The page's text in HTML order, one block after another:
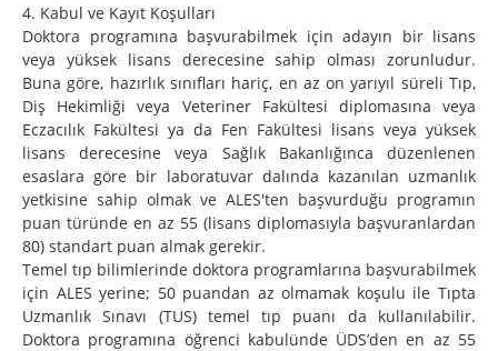
4. Kabul ve Kayıt Koşulları
Doktora programına başvurabilmek için adayın bir lisans
veya yüksek lisans derecesine sahip olması zorunludur.
Buna göre, hazırlık sınıfları hariç, en az on yarıyıl süreli Tıp,
Diş Hekimliği veya Veteriner Fakültesi diplomasına veya
Eczacılık Fakültesi ya da Fen Fakültesi lisans veya yüksek
lisans derecesine veya Sağlık Bakanlığınca düzenlenen
esaslara göre bir laboratuvar dalında kazanılan uzmanlık
yetkisine sahip olmak ve ALES'ten başvurduğu programın
puan türünde en az 55 (lisans diplomasıyla başvuranlardan
80) standart puan almak gerekir.
Temel tıp bilimlerinde doktora programlarına başvurabilmek
için ALES yerine; 50 puandan az olmamak koşulu ile Tıpta
Uzmanlık Sınavı (TUS) temel tıp puanı da kullanılabilir.
Doktora programına öğrenci kabulünde ÜDS’den en az 55